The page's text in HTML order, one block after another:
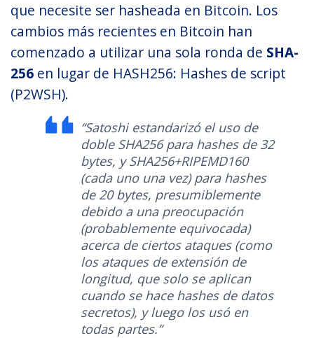
que necesite ser hasheada en Bitcoin. Los
cambios más recientes en Bitcoin han
comenzado a utilizar una sola ronda de SHA-
256 en lugar de HASH256: Hashes de script
(P2WSH).
“Satoshi estandarizó el uso de
doble SHA256 para hashes de 32
bytes, y SHA256+RIPEMD160
(cada uno una vez) para hashes
de 20 bytes, presumiblemente
debido a una preocupación
(probablemente equivocada)
acerca de ciertos ataques (como
los ataques de extensión de
longitud, que solo se aplican
cuando se hace hashes de datos
secretos), y luego los usó en
todas partes.”